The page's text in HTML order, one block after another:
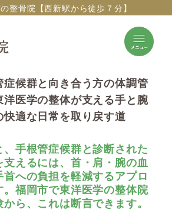
整骨院【西新駅から徒歩７分】
候群と向き合う方の体調管
医学の整体が支える手と腕
適な日常を取り戻す道
手根管症候群と診断された
えるには、首・肩・腕の血
への負担を軽減するアプロ
福岡市で東洋医学の整体院
ら、これは断言できます。